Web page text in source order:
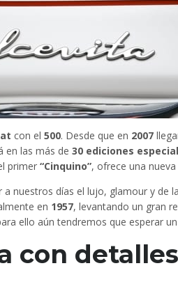
con el 500. Desde que en 2007
en las más de 30 ediciones
primer “Cinquino”, ofrece una
a nuestros días el lujo, glamour y de la
en 1957, levantando un gran
ello aún tendremos que esperar
con